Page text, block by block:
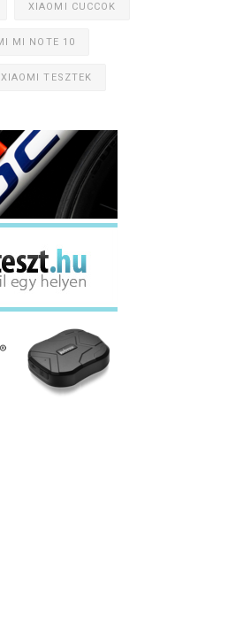
XIAOMI CUCCOK
MI NOTE 10
XIAOMI TESZTEK